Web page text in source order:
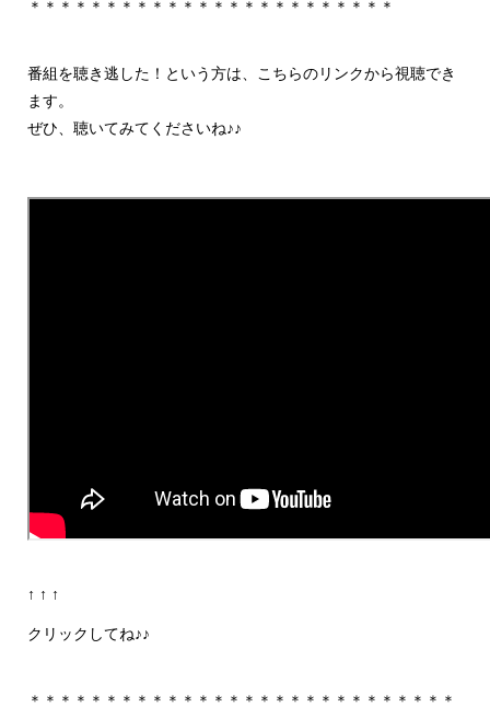
＊＊＊＊＊＊＊＊＊＊＊＊＊＊＊＊＊＊＊＊＊＊＊＊
番組を聴き逃した！という方は、こちらのリンクから視聴でき
ます。
ぜひ、聴いてみてくださいね♪♪
↑ ↑ ↑
クリックしてね♪♪
＊＊＊＊＊＊＊＊＊＊＊＊＊＊＊＊＊＊＊＊＊＊＊＊＊＊＊＊